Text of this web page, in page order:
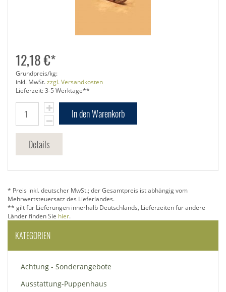
12,18 €*
Grundpreis/kg:
inkl. MwSt.zzgl. Versandkosten
Lieferzeit: 3-5 Werktage**
In den Warenkorb
Details
* Preis inkl. deutscher MwSt.; der Gesamtpreis ist abhängig vom
Mehrwertsteuersatz des Lieferlandes.
** gilt für Lieferungen innerhalb Deutschlands, Lieferzeiten für andere
Länder finden Sie hier.
KATEGORIEN
Achtung - Sonderangebote
Ausstattung-Puppenhaus